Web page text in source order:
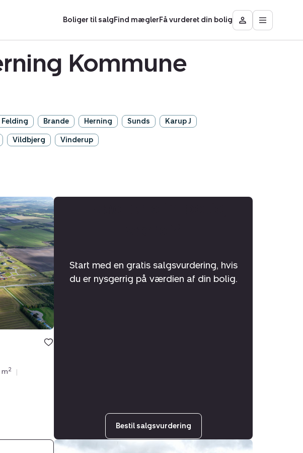
Boliger til salgFind mæglerFå vurderet din bolig
Besøg
Mit
Åbn
Kommune
Brande Herning Sunds Karup J
Vildbjerg Vinderup
m2 |
Start med en gratis salgsvurdering, hvis
du er nysgerrig på værdien af din bolig.
Bestil salgsvurdering
Helårsgrund: